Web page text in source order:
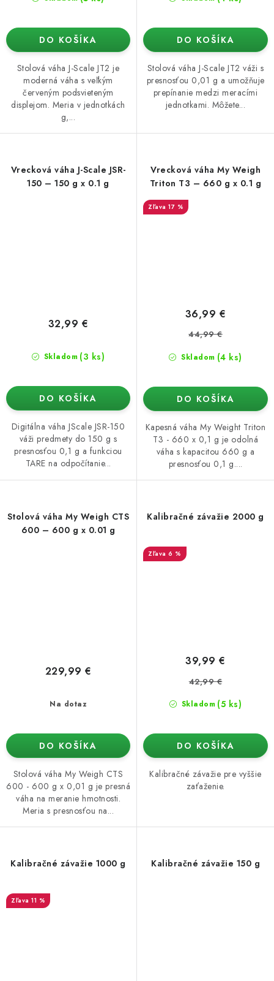
DO KOŠÍKA
Stolová váha J-Scale JT2 je
moderná váha s veľkým
červeným podsvieteným
displejom. Meria v jednotkách
g,...
DO KOŠÍKA
Stolová váha J-Scale JT2 váži s
presnosťou 0,01 g a umožňuje
prepínanie medzi meracími
jednotkami. Môžete...
Vrecková váha J-Scale JSR-
150 – 150 g x 0.1 g
Skladom (3 ks)
32,99 €
DO KOŠÍKA
Digitálna váha JScale JSR-150
váži predmety do 150 g s
presnosťou 0,1 g a funkciou
TARE na odpočítanie...
Vrecková váha My Weigh
Triton T3 – 660 g x 0.1 g
17 %
Skladom (4 ks)
36,99 €
44,99 €
DO KOŠÍKA
Kapesná váha My Weight Triton
T3 - 660 x 0,1 g je odolná
váha s kapacitou 660 g a
presnosťou 0,1 g....
Stolová váha My Weigh CTS
600 – 600 g x 0.01 g
Na dotaz
229,99 €
DO KOŠÍKA
Stolová váha My Weigh CTS
600 - 600 g x 0,01 g je presná
váha na meranie hmotnosti.
Meria s presnosťou na...
Kalibračné závažie 2000 g
6 %
Skladom (5 ks)
39,99 €
42,99 €
DO KOŠÍKA
Kalibračné závažie pre vyššie
zaťaženie.
Kalibračné závažie 1000 g
11 %
Kalibračné závažie 150 g